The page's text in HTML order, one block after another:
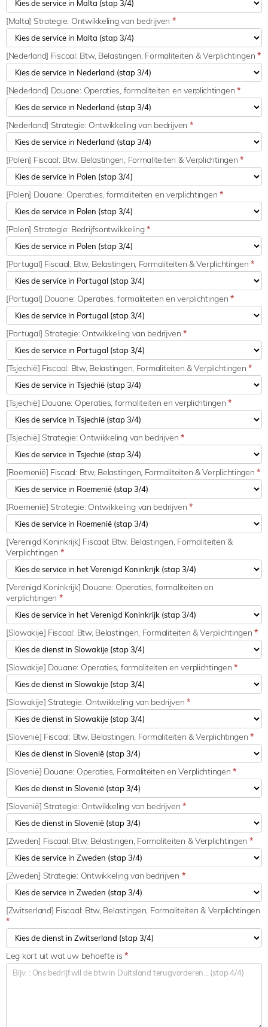
[Malta] Strategie: Ontwikkeling van bedrijven *
[Nederland] Fiscaal: Btw, Belastingen, Formaliteiten & Verplichtingen*
[Nederland] Douane: Operaties, formaliteiten en verplichtingen *
[Nederland] Strategie: Ontwikkeling van bedrijven *
[Polen] Fiscaal: Btw, Belastingen, Formaliteiten & Verplichtingen*
[Polen] Douane: Operaties, formaliteiten en verplichtingen*
[Polen] Strategie: Bedrijfsontwikkeling*
[Portugal] Fiscaal: Btw, Belastingen, Formaliteiten & Verplichtingen*
[Portugal] Douane: Operaties, formaliteiten en verplichtingen*
[Portugal] Strategie: Ontwikkeling van bedrijven*
[Tsjechië] Fiscaal: Btw, Belastingen, Formaliteiten & Verplichtingen*
[Tsjechië] Douane: Operaties, formaliteiten en verplichtingen*
[Tsjechië] Strategie: Ontwikkeling van bedrijven*
[Roemenië] Fiscaal: Btw, Belastingen, Formaliteiten & Verplichtingen*
[Roemenië] Strategie: Ontwikkeling van bedrijven*
[Verenigd Koninkrijk] Fiscaal: Btw, Belastingen, Formaliteiten &
Verplichtingen *
[Verenigd Koninkrijk] Douane: Operaties, formaliteiten en
verplichtingen *
[Slowakije] Fiscaal: Btw, Belastingen, Formaliteiten & Verplichtingen*
[Slowakije] Douane: Operaties, formaliteiten en verplichtingen*
[Slowakije] Strategie: Ontwikkeling van bedrijven*
[Slovenië] Fiscaal: Btw, Belastingen, Formaliteiten & Verplichtingen*
[Slovenië] Douane: Operaties, Formaliteiten en Verplichtingen*
[Slovenië] Strategie: Ontwikkeling van bedrijven*
[Zweden] Fiscaal: Btw, Belastingen, Formaliteiten & Verplichtingen *
[Zweden] Strategie: Ontwikkeling van bedrijven *
[Zwitserland] Fiscaal: Btw, Belastingen, Formaliteiten & Verplichtingen
*
Leg kort uit wat uw behoefte is*